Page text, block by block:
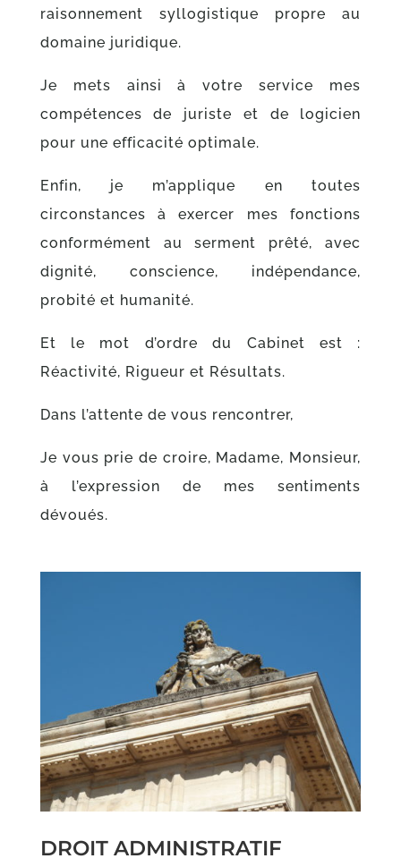
raisonnement syllogistique propre au
domaine juridique.
Je mets ainsi à votre service mes
compétences de juriste et de logicien
pour une efficacité optimale.
Enfin, je m’applique en toutes
circonstances à exercer mes fonctions
conformément au serment prêté, avec
dignité, conscience, indépendance,
probité et humanité.
Et le mot d’ordre du Cabinet est :
Réactivité, Rigueur et Résultats.
Dans l’attente de vous rencontrer,
Je vous prie de croire, Madame, Monsieur,
à l’expression de mes sentiments
dévoués.
DROIT ADMINISTRATIF